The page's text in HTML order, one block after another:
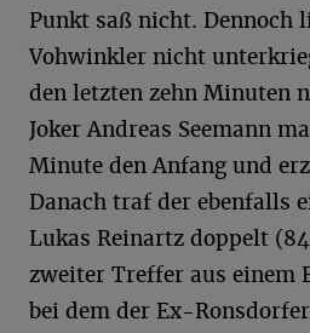
Punkt saß nicht. Dennoch
Vohwinkler nicht
den letzten zehn Minuten
Joker Andreas Seemann
Minute den Anfang und
Danach traf der ebenfalls
Lukas Reinartz doppelt
zweiter Treffer aus einem
bei dem der Ex-